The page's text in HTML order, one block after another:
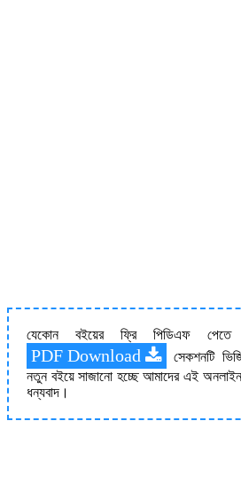
যেকোন বইয়ের ফ্রি পিডিএফ
PDF Download
সেকশনটি
নতুন বইয়ে সাজানো হচ্ছে আমাদের এই অনলাইন
ধন্যবাদ।